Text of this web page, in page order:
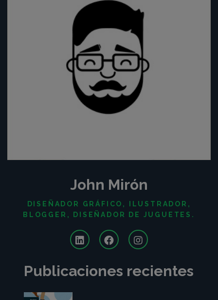
John Mirón
DISEÑADOR GRÁFICO, ILUSTRADOR,
BLOGGER, DISEÑADOR DE JUGUETES.
Publicaciones recientes